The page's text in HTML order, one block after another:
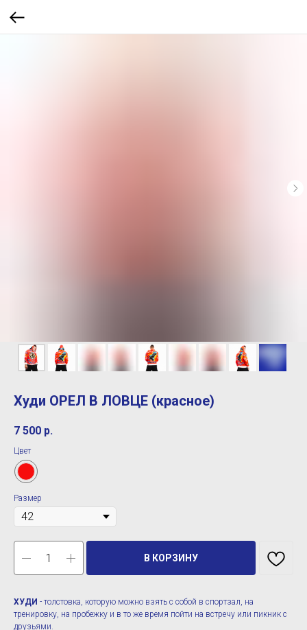
Худи ОРЕЛ В ЛОВЦЕ (красное)
7 500 р.
Цвет
Размер
В КОРЗИНУ
ХУДИ - толстовка, которую можно взять с собой в спортзал, на
тренировку, на пробежку и в то же время пойти на встречу или пикник с
друзьями.